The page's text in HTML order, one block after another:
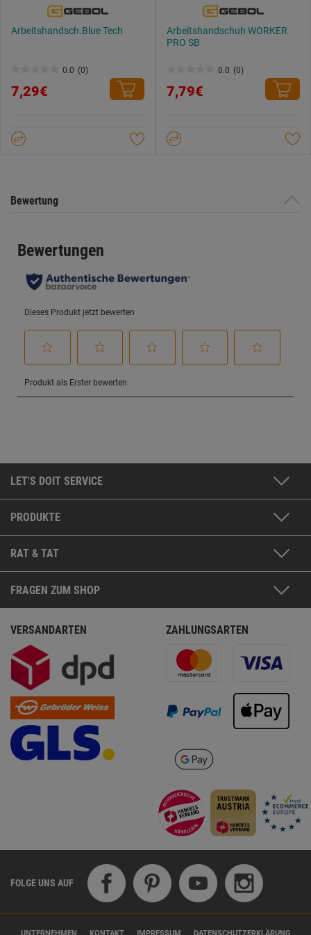
Arbeitshandsch.Blue Tech
0.0 (0)
von
7,29€
Arbeitshandschuh WORKER
PRO SB
0.0 (0)
von
7,79€
Bewertung
LET'S DOIT SERVICE
PRODUKTE
RAT & TAT
FRAGEN ZUM SHOP
VERSANDARTEN ZAHLUNGSARTEN
FOLGE UNS AUF
UNTERNEHMEN KONTAKT IMPRESSUM DATENSCHUTZERKLÄRUNG